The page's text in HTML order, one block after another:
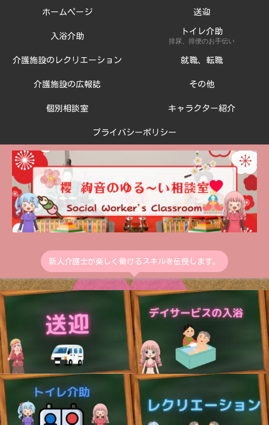
新人介護士が楽しく働けるスキルを伝授します。
ホームページ 送迎
入浴介助
トイレ介助
排尿、排便のお手伝い
介護施設のレクリエーション 就職、転職
介護施設の広報誌 その他
個別相談室 キャラクター紹介
プライバシーポリシー